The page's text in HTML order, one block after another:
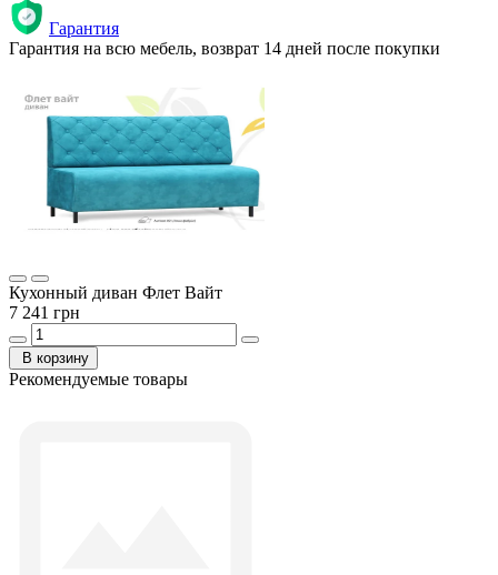
Гарантия
Гарантия на всю мебель, возврат 14 дней после покупки
Кухонный диван Флет Вайт
7 241 грн
В корзину
Рекомендуемые товары